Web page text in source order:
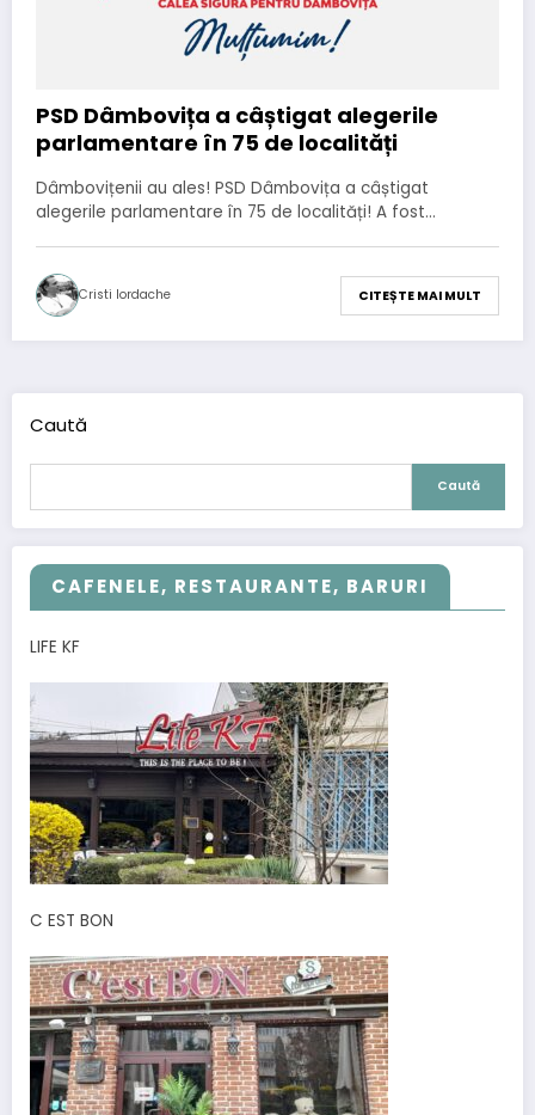
PSD Dâmbovița a câștigat alegerile
parlamentare în 75 de localități
Dâmbovițenii au ales! PSD Dâmbovița a câștigat
alegerile parlamentare în 75 de localități! A fost…
Cristi Iordache CITEȘTE MAI MULT
Caută
Caută
CAFENELE, RESTAURANTE, BARURI
LIFE KF
C EST BON